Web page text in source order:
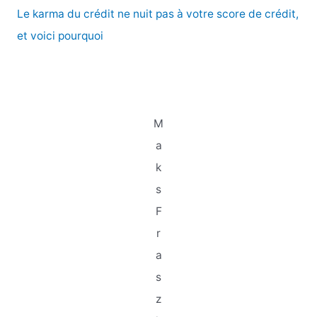
Le karma du crédit ne nuit pas à votre score de crédit,
et voici pourquoi
M
a
k
s
F
r
a
s
z